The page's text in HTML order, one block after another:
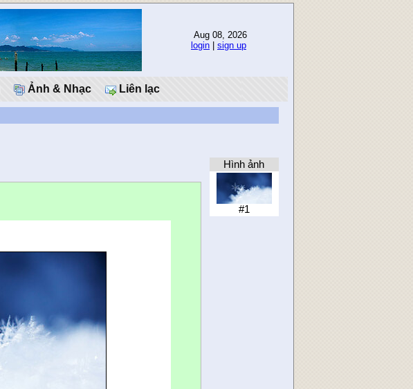
Aug 08, 2026
login
sign up
Ảnh & Nhạc Liên lạc
Hình ảnh
#1